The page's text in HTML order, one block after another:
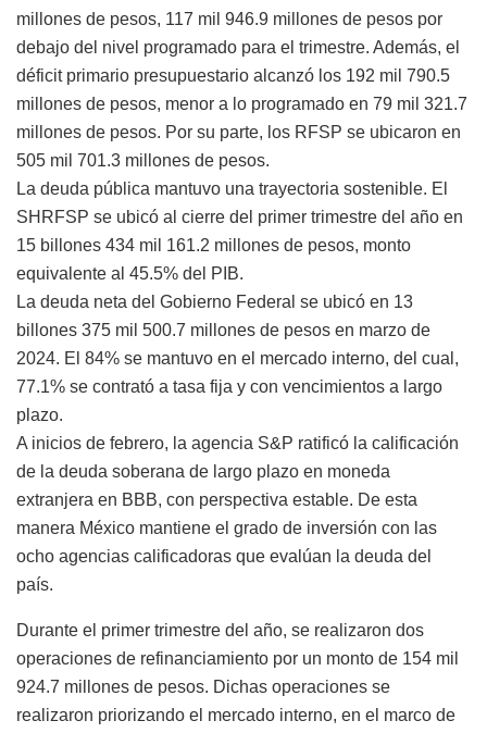
millones de pesos, 117 mil 946.9 millones de pesos por
debajo del nivel programado para el trimestre. Además, el
déficit primario presupuestario alcanzó los 192 mil 790.5
millones de pesos, menor a lo programado en 79 mil 321.7
millones de pesos. Por su parte, los RFSP se ubicaron en
505 mil 701.3 millones de pesos.
La deuda pública mantuvo una trayectoria sostenible. El
SHRFSP se ubicó al cierre del primer trimestre del año en
15 billones 434 mil 161.2 millones de pesos, monto
equivalente al 45.5% del PIB.
La deuda neta del Gobierno Federal se ubicó en 13
billones 375 mil 500.7 millones de pesos en marzo de
2024. El 84% se mantuvo en el mercado interno, del cual,
77.1% se contrató a tasa fija y con vencimientos a largo
plazo.
A inicios de febrero, la agencia S&P ratificó la calificación
de la deuda soberana de largo plazo en moneda
extranjera en BBB, con perspectiva estable. De esta
manera México mantiene el grado de inversión con las
ocho agencias calificadoras que evalúan la deuda del
país.
Durante el primer trimestre del año, se realizaron dos
operaciones de refinanciamiento por un monto de 154 mil
924.7 millones de pesos. Dichas operaciones se
realizaron priorizando el mercado interno, en el marco de